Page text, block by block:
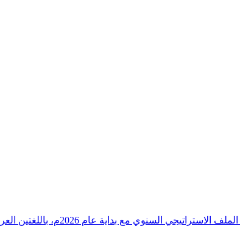
العربية والانجليزية وتضمن دراسات تحليلية ورؤى معمقة، وقراءات دقيقة ورصدًا واستشرافًا وافيًا لكافة أ